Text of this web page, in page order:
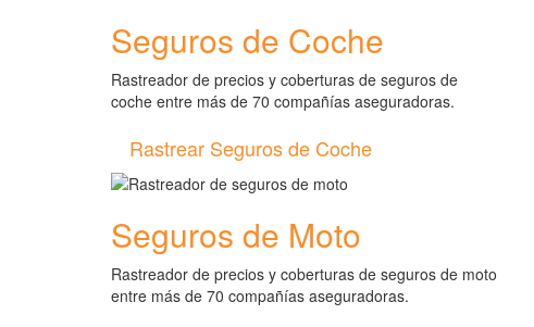
Seguros de Coche
Rastreador de precios y coberturas de seguros de
coche entre más de 70 compañías aseguradoras.
Rastrear Seguros de Coche
Seguros de Moto
Rastreador de precios y coberturas de seguros de moto
entre más de 70 compañías aseguradoras.